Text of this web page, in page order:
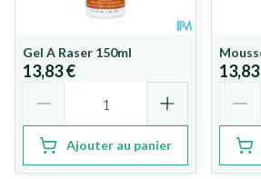
Gel A Raser 150ml
13,83 €
Ajouter au panier